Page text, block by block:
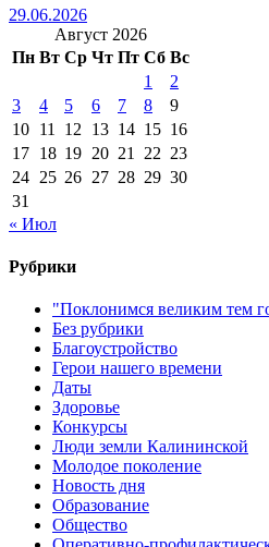
29.06.2026
Август 2026
Пн Вт Ср Чт Пт Сб Вс
1
2
3
4 5 6 7 8
9
10 11 12 13 14 15 16
17 18 19 20 21 22 23
24 25 26 27 28 29 30
31
« Июл
Рубрики
"Поклонимся великим тем
Без рубрики
Благоустройство
Герои нашего времени
Даты
Здоровье
Конкурсы
Люди земли Калининской
Молодое поколение
Новость дня
Образование
Общество